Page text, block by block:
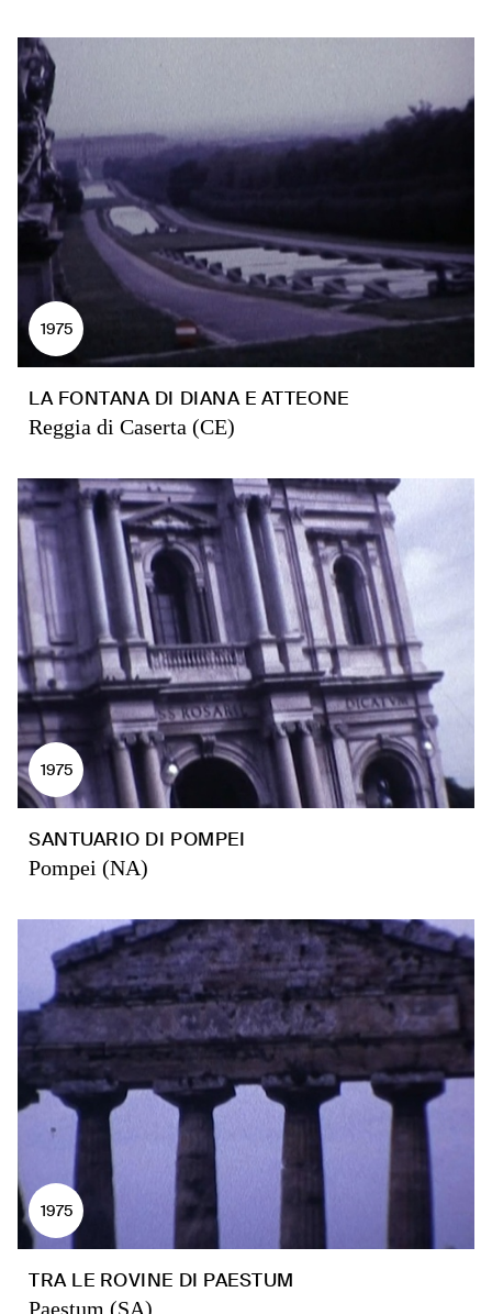
1975
LA FONTANA DI DIANA E ATTEONE
Reggia di Caserta (CE)
1975
SANTUARIO DI POMPEI
Pompei (NA)
1975
TRA LE ROVINE DI PAESTUM
Paestum (SA)